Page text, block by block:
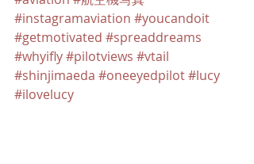
#instagramaviation #youcandoit
#getmotivated #spreaddreams
#whyifly#pilotviews #vtail
#shinjimaeda #oneeyedpilot#lucy
#ilovelucy